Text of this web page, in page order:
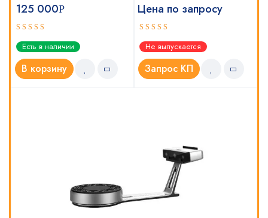
125 000Р
Оценка
5.00из 5
Есть в наличии
В корзину
Цена по запросу
Оценка
4.67из 5
Не выпускается
Запрос КП